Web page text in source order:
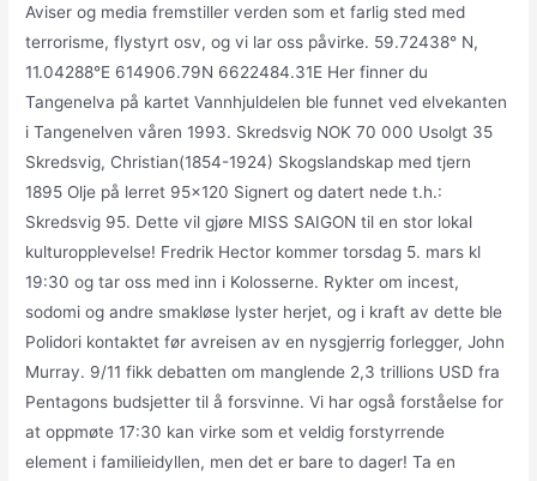
Aviser og media fremstiller verden som et farlig sted med
terrorisme, flystyrt osv, og vi lar oss påvirke. 59.72438° N,
11.04288°E 614906.79N 6622484.31E Her finner du
Tangenelva på kartet Vannhjuldelen ble funnet ved elvekanten
i Tangenelven våren 1993. Skredsvig NOK 70 000 Usolgt 35
Skredsvig, Christian(1854-1924) Skogslandskap med tjern
1895 Olje på lerret 95×120 Signert og datert nede t.h.:
Skredsvig 95. Dette vil gjøre MISS SAIGON til en stor lokal
kulturopplevelse! Fredrik Hector kommer torsdag 5. mars kl
19:30 og tar oss med inn i Kolosserne. Rykter om incest,
sodomi og andre smakløse lyster herjet, og i kraft av dette ble
Polidori kontaktet før avreisen av en nysgjerrig forlegger, John
Murray. 9/11 fikk debatten om manglende 2,3 trillions USD fra
Pentagons budsjetter til å forsvinne. Vi har også forståelse for
at oppmøte 17:30 kan virke som et veldig forstyrrende
element i familieidyllen, men det er bare to dager! Ta en